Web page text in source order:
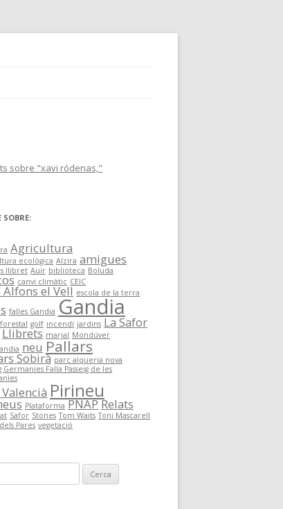
sobre "xavi ródenas,"
SOBRE:
Agricultura
ecològica Alzira amigues
llibret Auir biblioteca Boluda
canvi climàtic CEIC
Alfons el Vell escola de la terra
falles Gandia Gandia
golf incendi jardins La Safor
Llibrets marjal Mondúver
neu Pallars
Sobirà parc alqueria nova
Germanies Falla Passeig de les
Pirineu
Plataforma PNAPRelats
Safor Stones Tom Waits Toni Mascarell
Pares vegetació